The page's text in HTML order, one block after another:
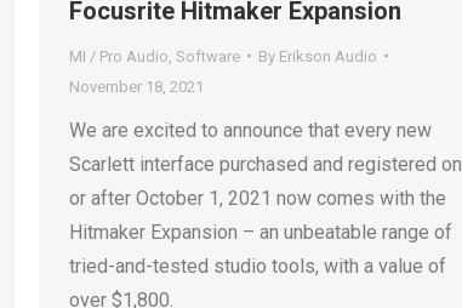
Focusrite Hitmaker Expansion
MI / Pro Audio Software By Erikson Audio
November 18, 2021
We are excited to announce that every new
Scarlett interface purchased and registered on
or after October 1, 2021 now comes with the
Hitmaker Expansion – an unbeatable range of
tried-and-tested studio tools, with a value of
over $1,800.